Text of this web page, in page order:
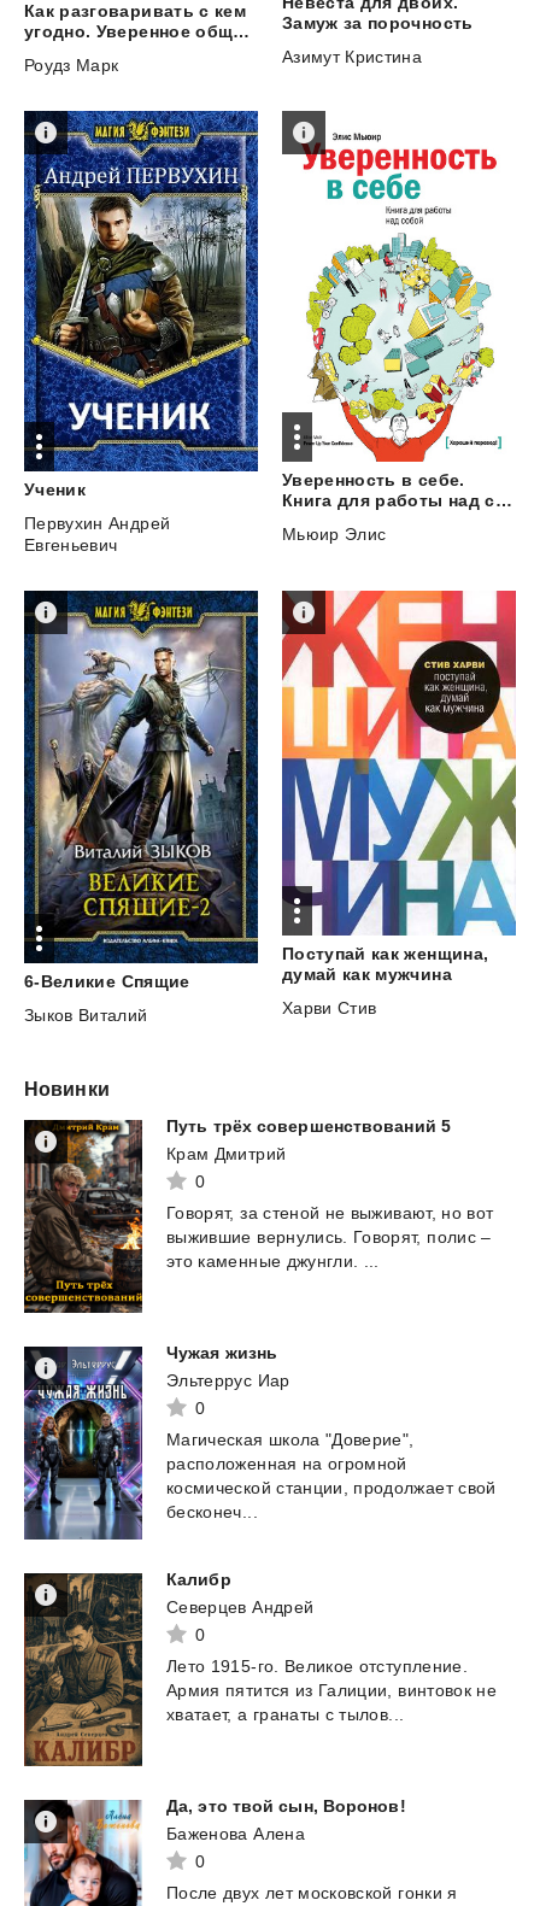
Как разговаривать с кем
угодно. Уверенное общение в любой ситуации
Роудз Марк
Замуж за порочность
Азимут Кристина
Ученик
Первухин Андрей
Евгеньевич
Уверенность в себе.
Книга для работы над собой
Мьюир Элис
6-Великие Спящие
Зыков Виталий
Поступай как женщина,
думай как мужчина
Харви Стив
Новинки
Путь трёх совершенствований 5
Крам Дмитрий
0
Говорят, за стеной не выживают, но вот
выжившие вернулись. Говорят, полис –
это каменные джунгли.
Чужая жизнь
Эльтеррус Иар
0
Магическая школа "Доверие",
расположенная на огромной
космической станции, продолжает свой
бесконеч...
Калибр
Северцев Андрей
0
Лето 1915-го. Великое отступление.
Армия пятится из Галиции, винтовок не
хватает, а гранаты с тылов...
Да, это твой сын, Воронов!
Баженова Алена
0
После двух лет московской гонки я